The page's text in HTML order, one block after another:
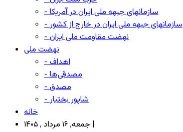
- سازمانهای جبهه ملی ایران در آمریکا
- سازمانهای جبهه ملی ایران در خارج از کشور
- نهضت مقاومت ملی ایران
نهضت ملی
- اهداف
- مصدقی‌ها
- مصدق
- شاپور بختیار
خانه
جمعه, ۱۶ مرداد , ۱۴۰۵ |